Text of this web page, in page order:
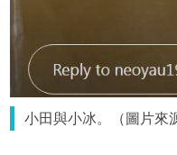
小田與小冰。（圖片來